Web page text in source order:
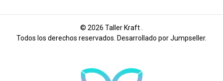
© 2026 Taller Kraft .
Todos los derechos reservados. Desarrollado por Jumpseller.